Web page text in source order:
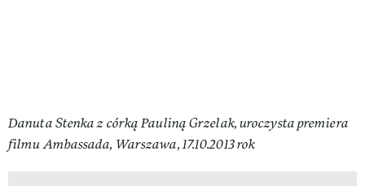
Danuta Stenka z córką Pauliną Grzelak, uroczysta premiera
filmu Ambassada, Warszawa, 17.10.2013 rok